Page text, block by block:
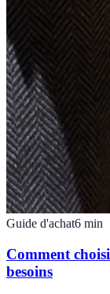
Guide d'achat6 min
Comment
besoins